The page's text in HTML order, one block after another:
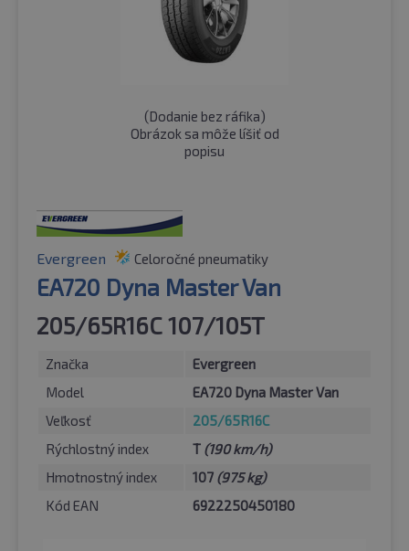
(Dodanie bez ráfika)
Obrázok sa môže líšiť od
popisu
Evergreen Celoročné pneumatiky
EA720 Dyna Master Van
205/65R16C 107/105T
Značka
Evergreen
Model
EA720 Dyna Master Van
Veľkosť
205/65R16C
Rýchlostný index
T (190 km/h)
Hmotnostný index
107 (975 kg)
Kód EAN
6922250450180